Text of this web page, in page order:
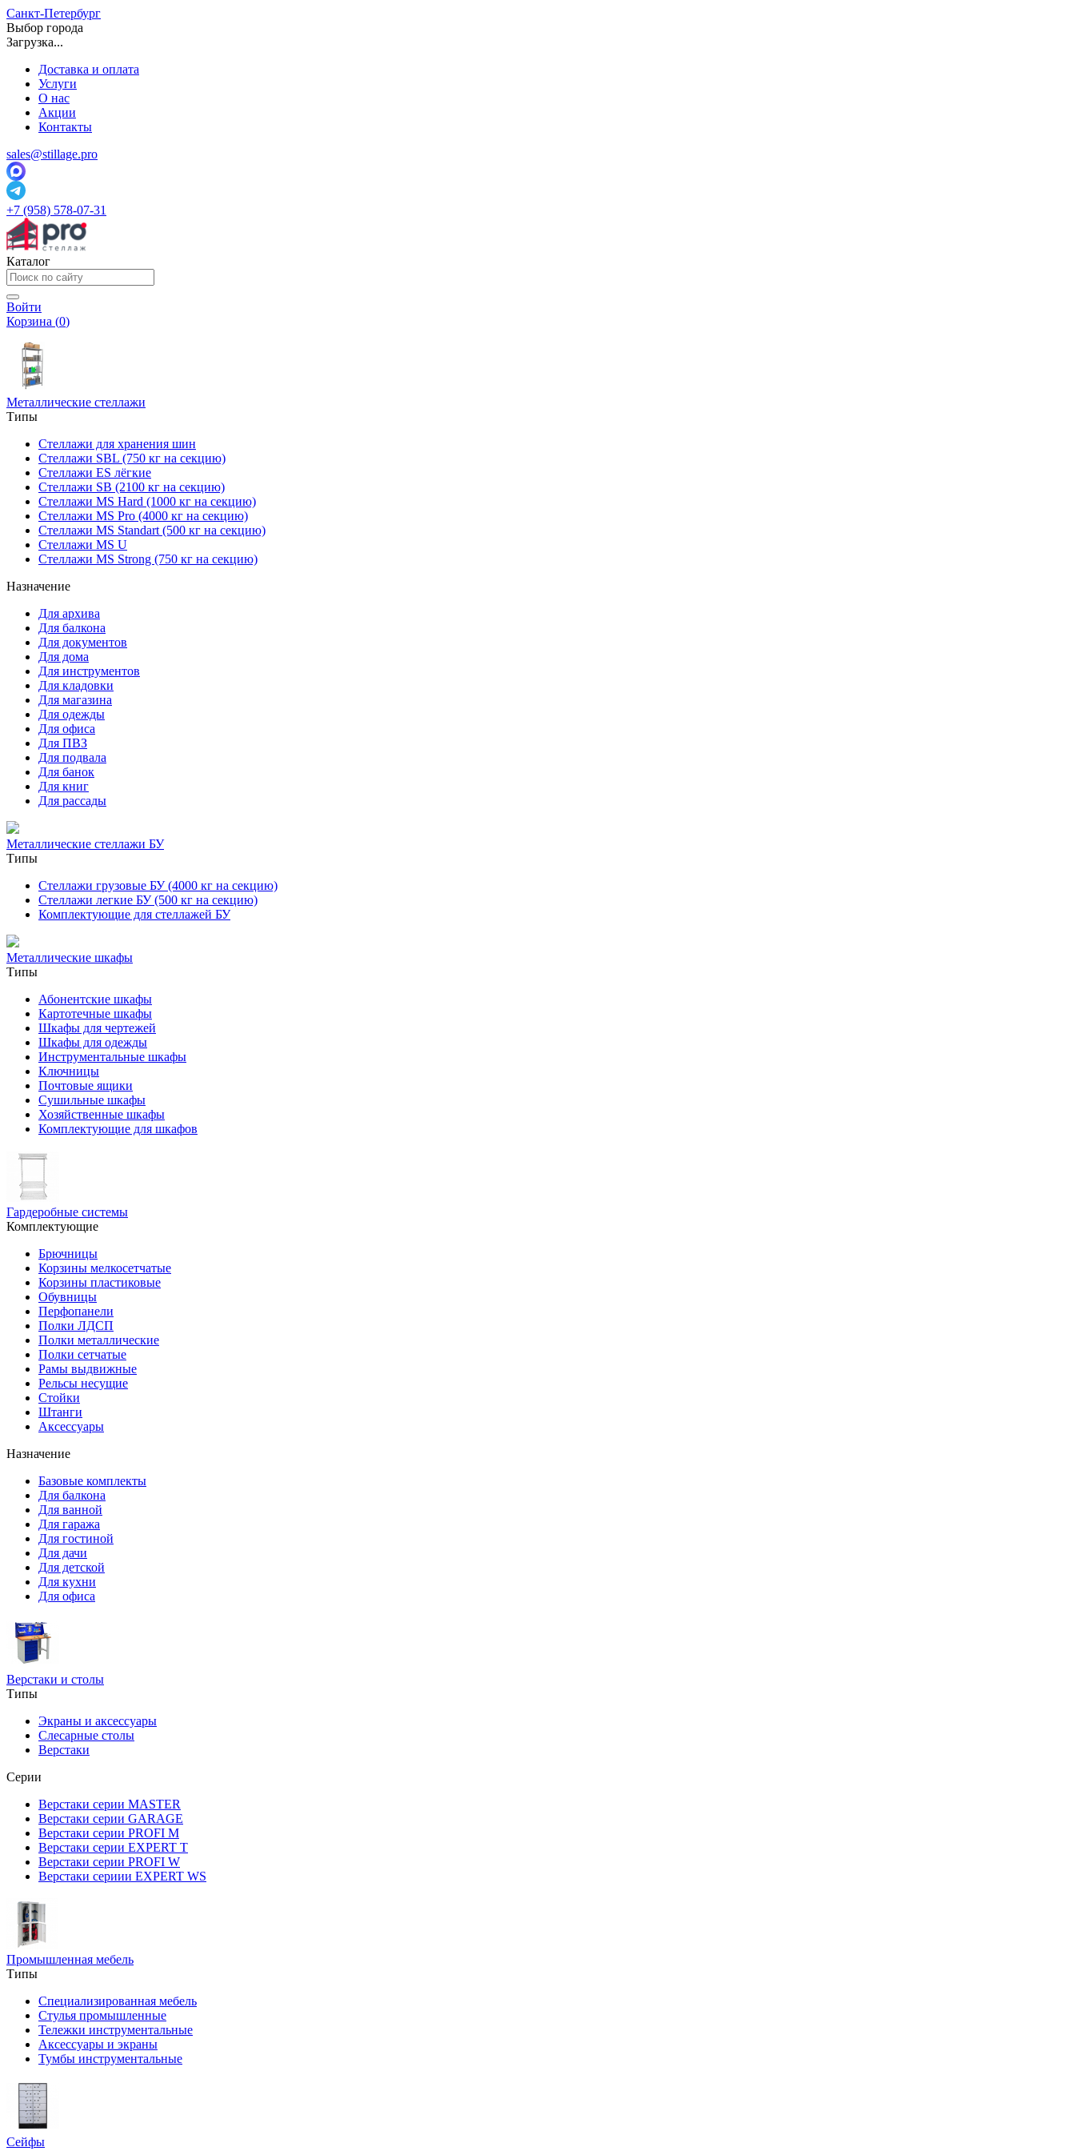
Санкт-Петербург
Выбор города
Загрузка...
Доставка и оплата
Услуги
О нас
Акции
Контакты
sales@stillage.pro
+7 (958) 578-07-31
Каталог
Войти
Корзина (0)
Металлические стеллажи
Типы
Стеллажи для хранения шин
Стеллажи SBL (750 кг на секцию)
Стеллажи ES лёгкие
Стеллажи SB (2100 кг на секцию)
Стеллажи MS Hard (1000 кг на секцию)
Стеллажи MS Pro (4000 кг на секцию)
Стеллажи MS Standart (500 кг на секцию)
Стеллажи MS U
Стеллажи MS Strong (750 кг на секцию)
Назначение
Для архива
Для балкона
Для документов
Для дома
Для инструментов
Для кладовки
Для магазина
Для одежды
Для офиса
Для ПВЗ
Для подвала
Для банок
Для книг
Для рассады
Металлические стеллажи БУ
Типы
Стеллажи грузовые БУ (4000 кг на секцию)
Стеллажи легкие БУ (500 кг на секцию)
Комплектующие для стеллажей БУ
Металлические шкафы
Типы
Абонентские шкафы
Картотечные шкафы
Шкафы для чертежей
Шкафы для одежды
Инструментальные шкафы
Ключницы
Почтовые ящики
Сушильные шкафы
Хозяйственные шкафы
Комплектующие для шкафов
Гардеробные системы
Комплектующие
Брючницы
Корзины мелкосетчатые
Корзины пластиковые
Обувницы
Перфопанели
Полки ЛДСП
Полки металлические
Полки сетчатые
Рамы выдвижные
Рельсы несущие
Стойки
Штанги
Аксессуары
Назначение
Базовые комплекты
Для балкона
Для ванной
Для гаража
Для гостиной
Для дачи
Для детской
Для кухни
Для офиса
Верстаки и столы
Типы
Экраны и аксессуары
Слесарные столы
Верстаки
Серии
Верстаки серии MASTER
Верстаки серии GARAGE
Верстаки серии PROFI M
Верстаки серии EXPERT T
Верстаки серии PROFI W
Верстаки сериии EXPERT WS
Промышленная мебель
Типы
Специализированная мебель
Стулья промышленные
Тележки инструментальные
Аксессуары и экраны
Тумбы инструментальные
Сейфы